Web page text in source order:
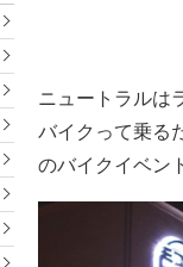
ニュートラルは
バイクって乗る
のバイクイベン